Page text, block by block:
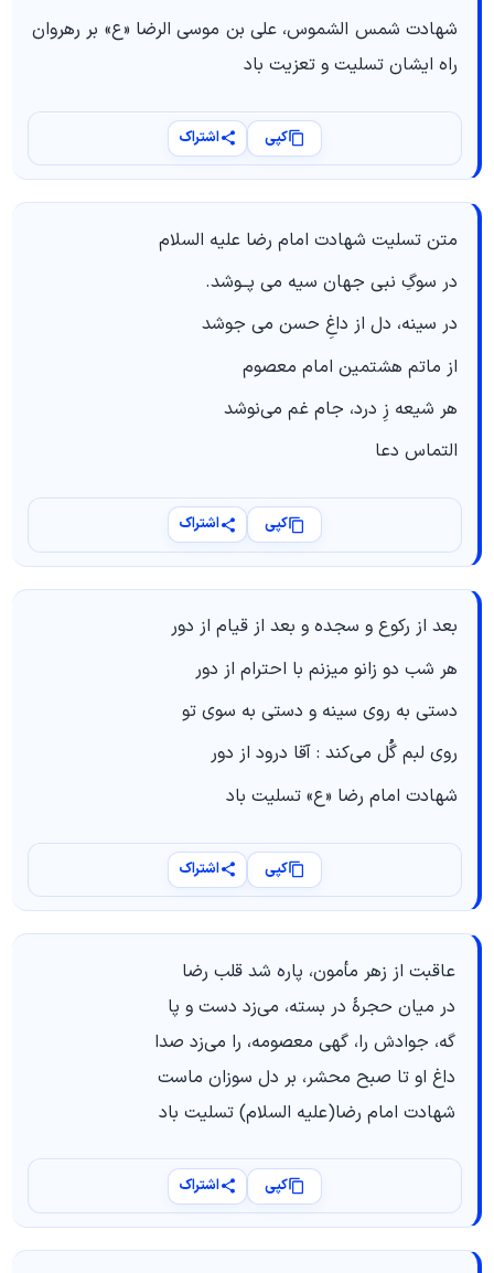
شهادت شمس الشموس، علی بن موسی الرضا «ع» بر رهروان
راه ایشان تسلیت و تعزیت باد
کپی اشتراک
متن تسلیت شهادت امام رضا علیه السلام
در سوگِ نبی جهان سیه می پــوشد.
در سینه، دل از داغِ حسن می جوشد
از ماتم هشتمین امام معصوم
هر شیعه زِ درد، جام غم می‌نوشد
التماس دعا
کپی اشتراک
بعد از رکوع و سجده و بعد از قیام از دور
هر شب دو زانو میزنم با احترام از دور
دستی به روی سینه و دستی به سوی تو
روی لبم گُل می‌کند : آقا درود از دور
شهادت امام رضا «ع» تسلیت باد
کپی اشتراک
عاقبت از زهر مأمون، پاره شد قلب رضا
در میان حجرۀ در بسته، می‌زد دست و پا
گه، جوادش را، گهی معصومه، را می‌زد صدا
داغ او تا صبح محشر، بر دل سوزان ماست
شهادت امام رضا(علیه السلام) تسلیت باد
کپی اشتراک